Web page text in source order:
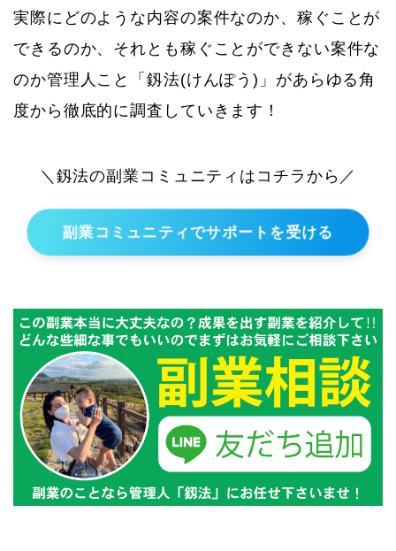
実際にどのような内容の案件なのか、稼ぐことが
できるのか、それとも稼ぐことができない案件な
のか管理人こと「釼法(けんぽう)」があらゆる角
度から徹底的に調査していきます！
＼釼法の副業コミュニティはコチラから／
副業コミュニティでサポートを受ける